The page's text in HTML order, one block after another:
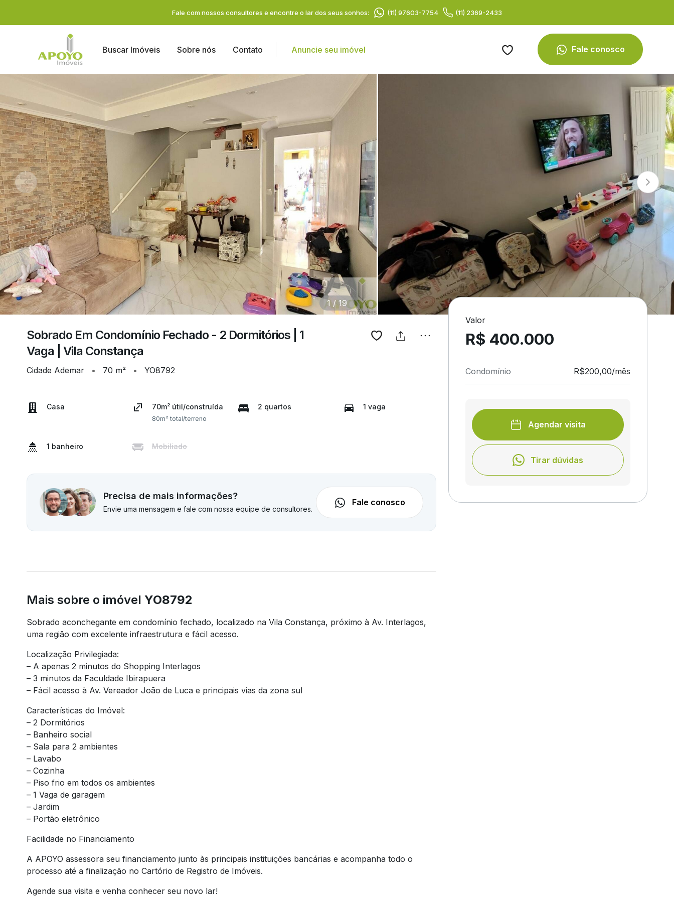
Fale com nossos consultores e encontre o lar dos seus sonhos: (11) 97603-7754 (11) 2369-2433
Buscar Imóveis Sobre nós Contato Anuncie seu imóvel Fale conosco
1/19
Sobrado Em Condomínio Fechado - 2 Dormitórios | 1
Vaga | Vila Constança
Cidade Ademar • 70 m² • YO8792
Casa 70m² útil/construída
80m² total/terreno
2 quartos 1 vaga
1 banheiro Mobiliado
Precisa de mais informações?
Envie uma mensagem e fale com nossa equipe de consultores.
Fale conosco
Mais sobre o imóvel YO8792
Sobrado aconchegante em condomínio fechado, localizado na Vila Constança, próximo à Av. Interlagos,
uma região com excelente infraestrutura e fácil acesso.
Localização Privilegiada:
– A apenas 2 minutos do Shopping Interlagos
– 3 minutos da Faculdade Ibirapuera
– Fácil acesso à Av. Vereador João de Luca e principais vias da zona sul
Características do Imóvel:
– 2 Dormitórios
– Banheiro social
– Sala para 2 ambientes
– Lavabo
– Cozinha
– Piso frio em todos os ambientes
– 1 Vaga de garagem
– Jardim
– Portão eletrônico
Facilidade no Financiamento
A APOYO assessora seu financiamento junto às principais instituições bancárias e acompanha todo o
processo até a finalização no Cartório de Registro de Imóveis.
Agende sua visita e venha conhecer seu novo lar!
Valor
R$ 400.000
Condomínio R$200,00/mês
Agendar visita
Tirar dúvidas